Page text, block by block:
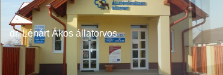
dr. Lénárt Ákos állatorvos